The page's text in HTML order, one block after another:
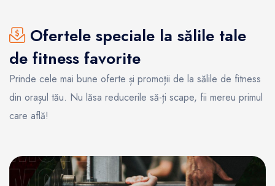
Ofertele speciale la sălile tale
de fitness favorite
Prinde cele mai bune oferte și promoții de la sălile de fitness
din orașul tău. Nu lăsa reducerile să-ți scape, fii mereu primul
care află!